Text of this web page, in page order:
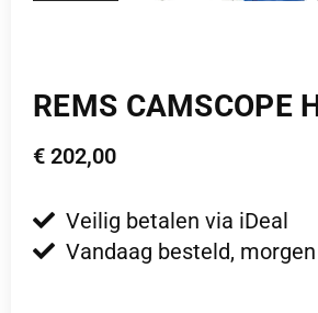
REMS CAMSCOPE
€ 202,00
Veilig betalen via iDeal
Vandaag besteld,